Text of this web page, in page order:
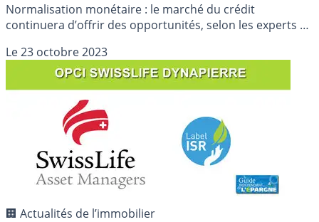
Normalisation monétaire : le marché du crédit
continuera d’offrir des opportunités, selon les experts de
Le23 octobre 2023
🏢 Actualités de l’immobilier